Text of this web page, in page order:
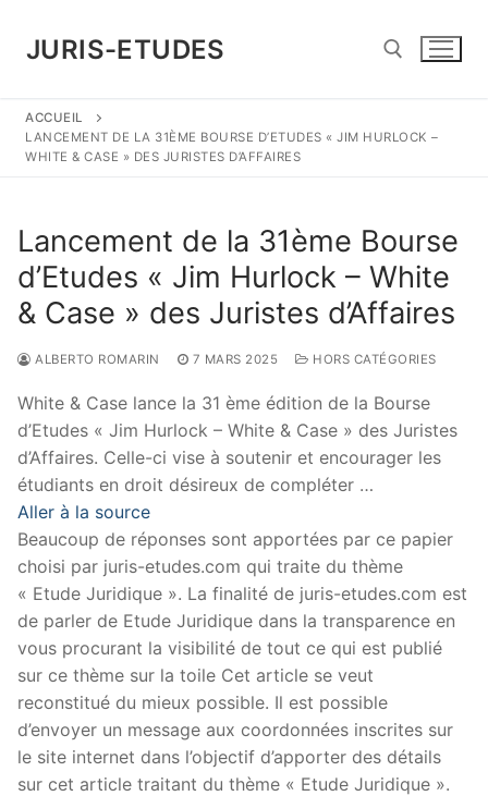
contenu
JURIS-ETUDES
Rechercher :
ACCUEIL
LANCEMENT DE LA 31ÈME BOURSE D’ETUDES « JIM HURLOCK –
WHITE & CASE » DES JURISTES D’AFFAIRES
Lancement de la 31ème Bourse
d’Etudes « Jim Hurlock – White
& Case » des Juristes d’Affaires
ALBERTO ROMARIN 7 MARS 2025 HORS CATÉGORIES
White & Case lance la 31 ème édition de la Bourse
d’Etudes « Jim Hurlock – White & Case » des Juristes
d’Affaires. Celle-ci vise à soutenir et encourager les
étudiants en droit désireux de compléter …
Aller à la source
Beaucoup de réponses sont apportées par ce papier
choisi par juris-etudes.com qui traite du thème
« Etude Juridique ». La finalité de juris-etudes.com est
de parler de Etude Juridique dans la transparence en
vous procurant la visibilité de tout ce qui est publié
sur ce thème sur la toile Cet article se veut
reconstitué du mieux possible. Il est possible
d’envoyer un message aux coordonnées inscrites sur
le site internet dans l’objectif d’apporter des détails
sur cet article traitant du thème « Etude Juridique ».